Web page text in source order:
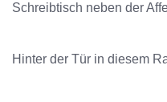
Schreibtisch neben der
Hinter der Tür in diesem